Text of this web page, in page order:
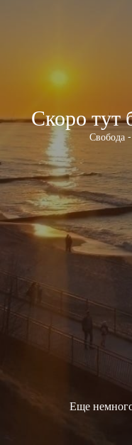
Скоро тут
Свобода
Еще